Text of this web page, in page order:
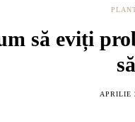
să eviți
APRILIE